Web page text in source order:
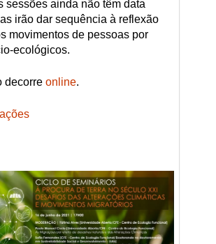
sessões ainda não têm data
irão dar sequência à reflexão
movimentos de pessoas por
ecológicos.
decorre online.